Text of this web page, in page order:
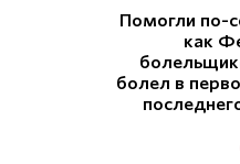
Помогли по-
как
болел в